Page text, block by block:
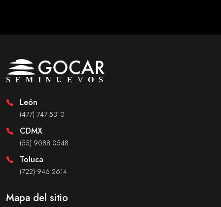
León
(477) 747 5310
CDMX
(55) 9088 0548
Toluca
(722) 946 2614
Mapa del sitio